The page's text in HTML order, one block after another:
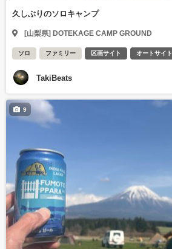
久しぶりのソロキャンプ
[山梨県] DOTEKAGE CAMP GROUND
ソロ ファミリー 区画サイト オートサイト
TakiBeats
9